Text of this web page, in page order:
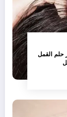
حلم القمل